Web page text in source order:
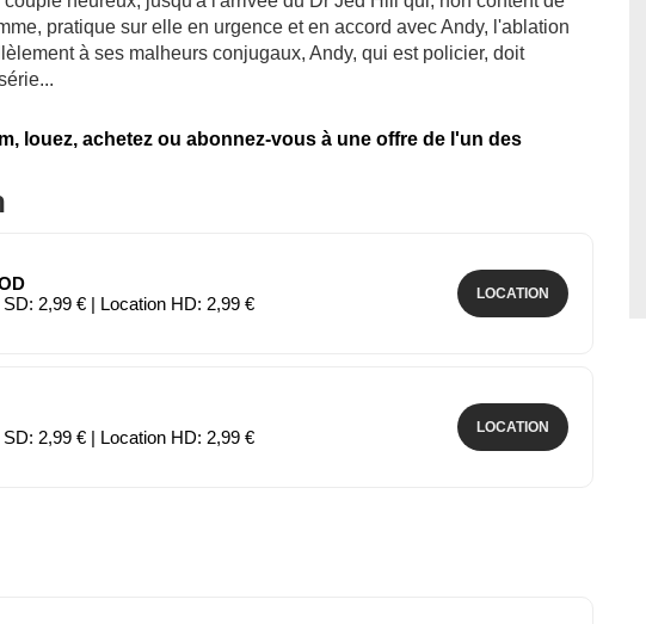
pratique sur elle en urgence et en accord avec Andy, l'ablation
à ses malheurs conjugaux, Andy, qui est policier, doit
louez, achetez ou abonnez-vous à une offre de l'un des
SD: 2,99 € | Location HD: 2,99 €
LOCATION
SD: 2,99 € | Location HD: 2,99 €
LOCATION